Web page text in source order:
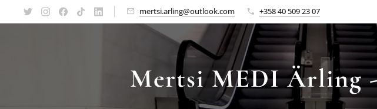
mertsi.arling@outlook.com +358 40 509 23 07
Mertsi MEDI Ärling -